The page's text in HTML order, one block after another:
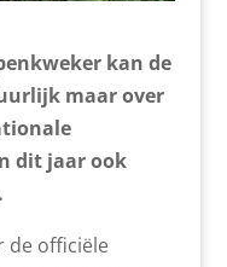
kan de
maar over
dit jaar ook
de officiële